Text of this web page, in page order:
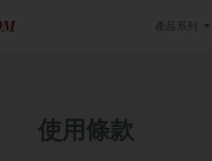
產品系列
使用條款